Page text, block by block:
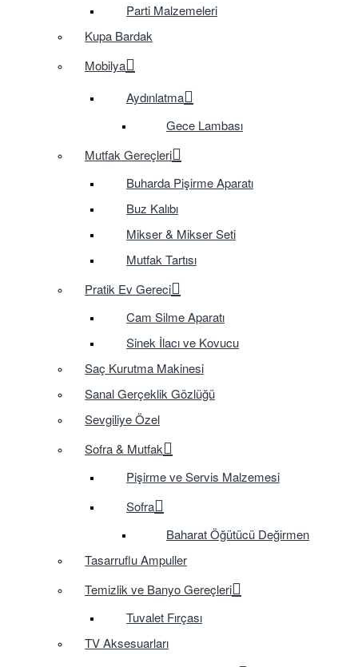
Parti Malzemeleri
Kupa Bardak
Mobilya
Aydınlatma
Gece Lambası
Mutfak Gereçleri
Buharda Pişirme Aparatı
Buz Kalıbı
Mikser & Mikser Seti
Mutfak Tartısı
Pratik Ev Gereci
Cam Silme Aparatı
Sinek İlacı ve Kovucu
Saç Kurutma Makinesi
Sanal Gerçeklik Gözlüğü
Sevgiliye Özel
Sofra & Mutfak
Pişirme ve Servis Malzemesi
Sofra
Baharat Öğütücü Değirmen
Tasarruflu Ampuller
Temizlik ve Banyo Gereçleri
Tuvalet Fırçası
TV Aksesuarları